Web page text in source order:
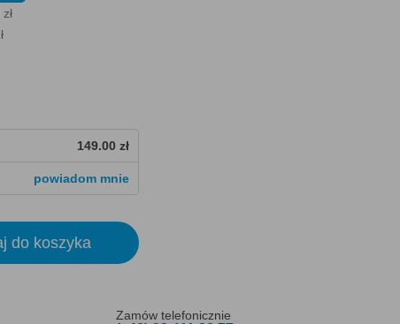
149.00 zł
powiadom mnie
do koszyka
Zamów telefonicznie